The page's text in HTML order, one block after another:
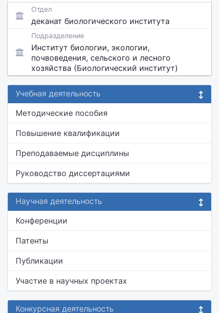
Отдел
деканат биологического института
Подразделение
Институт биологии, экологии,
почвоведения, сельского и лесного
хозяйства (Биологический институт)
Учебная деятельность
Методические пособия
Повышение квалификации
Преподаваемые дисциплины
Руководство диссертациями
Научная деятельность
Конференции
Патенты
Публикации
Участие в научных проектах
Конкурсная деятельность